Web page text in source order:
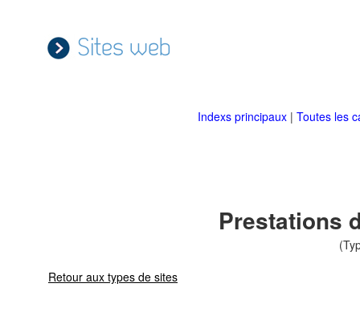
Sites web
Indexs principaux | Toutes les
Prestations
Retour aux types de sites